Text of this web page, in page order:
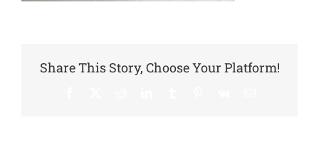
Share This Story, Choose Your Platform!